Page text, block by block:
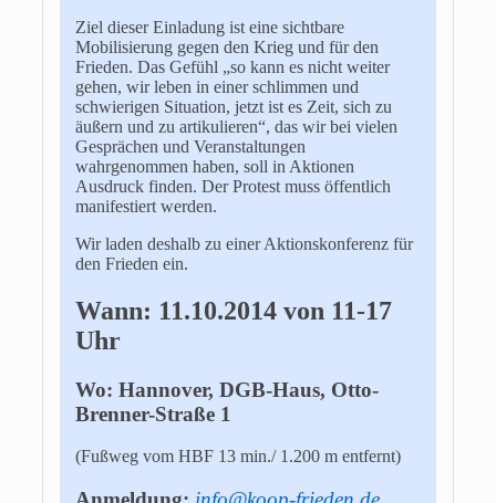
Ziel dieser Einladung ist eine sichtbare
Mobilisierung gegen den Krieg und für den
Frieden. Das Gefühl „so kann es nicht weiter
gehen, wir leben in einer schlimmen und
schwierigen Situation, jetzt ist es Zeit, sich zu
äußern und zu artikulieren“, das wir bei vielen
Gesprächen und Veranstaltungen
wahrgenommen haben, soll in Aktionen
Ausdruck finden. Der Protest muss öffentlich
manifestiert werden.
Wir laden deshalb zu einer Aktionskonferenz für
den Frieden ein.
Wann: 11.10.2014 von 11-17
Uhr
Wo: Hannover, DGB-Haus, Otto-
Brenner-Straße 1
(Fußweg vom HBF 13 min./ 1.200 m entfernt)